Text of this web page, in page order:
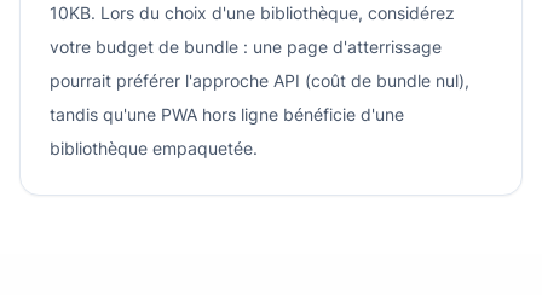
10KB. Lors du choix d'une bibliothèque, considérez
votre budget de bundle : une page d'atterrissage
pourrait préférer l'approche API (coût de bundle nul),
tandis qu'une PWA hors ligne bénéficie d'une
bibliothèque empaquetée.